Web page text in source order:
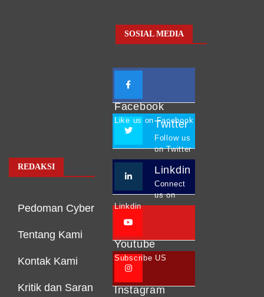
REDAKSI
Pedoman Cyber
Tentang Kami
Kontak Kami
Kritik dan Saran
SOSIAL MEDIA
Facebook
Like us on Facebook
Twitter
Follow us
on Twitter
Linkdin
Connect
us on
Linkdin
Youtube
Subscribe US
Instagram